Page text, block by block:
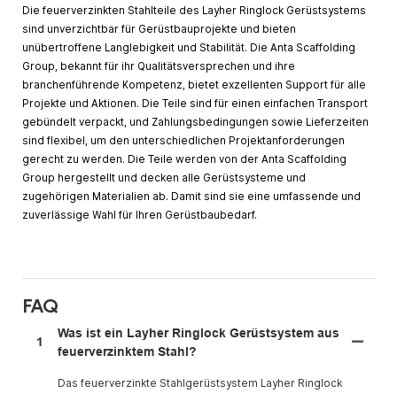
Die feuerverzinkten Stahlteile des Layher Ringlock Gerüstsystems
sind unverzichtbar für Gerüstbauprojekte und bieten
unübertroffene Langlebigkeit und Stabilität. Die Anta Scaffolding
Group, bekannt für ihr Qualitätsversprechen und ihre
branchenführende Kompetenz, bietet exzellenten Support für alle
Projekte und Aktionen. Die Teile sind für einen einfachen Transport
gebündelt verpackt, und Zahlungsbedingungen sowie Lieferzeiten
sind flexibel, um den unterschiedlichen Projektanforderungen
gerecht zu werden. Die Teile werden von der Anta Scaffolding
Group hergestellt und decken alle Gerüstsysteme und
zugehörigen Materialien ab. Damit sind sie eine umfassende und
zuverlässige Wahl für Ihren Gerüstbaubedarf.
FAQ
1
Was ist ein Layher Ringlock Gerüstsystem aus
feuerverzinktem Stahl?
Das feuerverzinkte Stahlgerüstsystem Layher Ringlock